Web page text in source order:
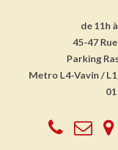
de 11h
45-47
Parking
Metro L4-Vavin /